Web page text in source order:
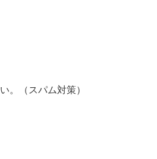
。（スパム対策）